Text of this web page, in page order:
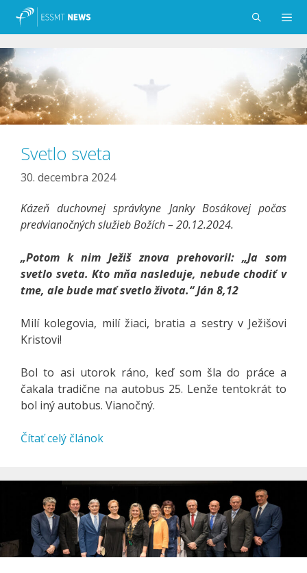
Preskočiť
Menu
Svetlo sveta
30. decembra 2024
Kázeň duchovnej správkyne Janky Bosákovej počas
predvianočných služieb Božích – 20.12.2024.
„Potom k nim Ježiš znova prehovoril: „Ja som
svetlo sveta. Kto mňa nasleduje, nebude chodiť v
tme, ale bude mať svetlo života.“ Ján 8,12
Milí kolegovia, milí žiaci, bratia a sestry v Ježišovi
Kristovi!
Bol to asi utorok ráno, keď som šla do práce a
čakala tradične na autobus 25. Lenže tentokrát to
bol iný autobus. Vianočný.
Čítať celý článok